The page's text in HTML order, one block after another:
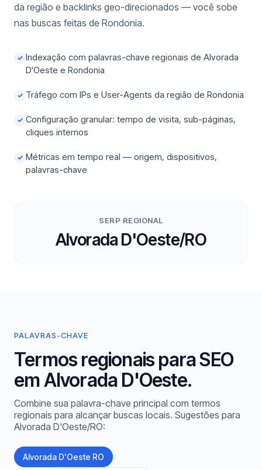
da região e backlinks geo-direcionados — você sobe
nas buscas feitas de Rondonia.
✓ Indexação com palavras-chave regionais de Alvorada
D'Oeste e Rondonia
✓ Tráfego com IPs e User-Agents da região de Rondonia
✓ Configuração granular: tempo de visita, sub-páginas,
cliques internos
✓ Métricas em tempo real — origem, dispositivos,
palavras-chave
SERP REGIONAL
Alvorada D'Oeste/RO
PALAVRAS-CHAVE
Termos regionais para SEO
em Alvorada D'Oeste.
Combine sua palavra-chave principal com termos
regionais para alcançar buscas locais. Sugestões para
Alvorada D'Oeste/RO:
Alvorada D'Oeste RO